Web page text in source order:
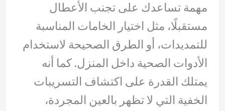
مهمة تساعدك على تجنب الأعطال
مستقبلًا، مثل اختيار الخامات المناسبة
للتمديدات، أو الطرق الصحيحة لاستخدام
الأدوات الصحية داخل المنزل. كما أنه
يمتلك القدرة على اكتشاف التسريبات
الخفية التي لا تظهر بالعين المجردة،